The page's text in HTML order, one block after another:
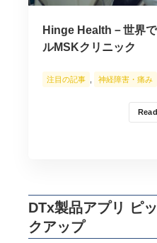
Hinge Health－世界
ルMSKクリニック
注目の記事 神経障害・痛み
DTx製品アプリ ピッ
クアップ